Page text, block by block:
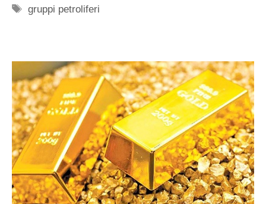
Tag
gruppi petroliferi